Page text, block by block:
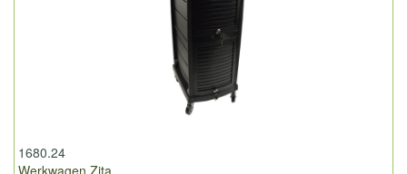
1680.24
Werkwagen Zita